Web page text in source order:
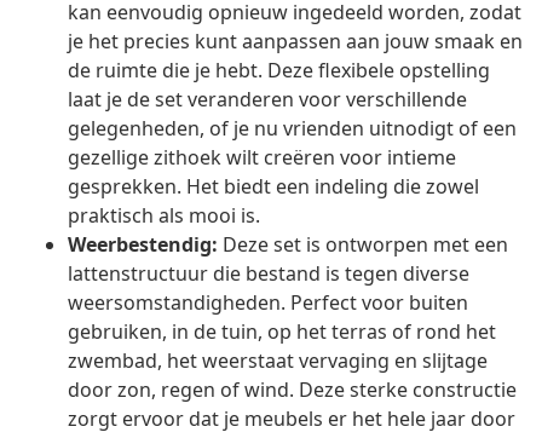
kan eenvoudig opnieuw ingedeeld worden, zodat
je het precies kunt aanpassen aan jouw smaak en
de ruimte die je hebt. Deze flexibele opstelling
laat je de set veranderen voor verschillende
gelegenheden, of je nu vrienden uitnodigt of een
gezellige zithoek wilt creëren voor intieme
gesprekken. Het biedt een indeling die zowel
praktisch als mooi is.
Weerbestendig: Deze set is ontworpen met een
lattenstructuur die bestand is tegen diverse
weersomstandigheden. Perfect voor buiten
gebruiken, in de tuin, op het terras of rond het
zwembad, het weerstaat vervaging en slijtage
door zon, regen of wind. Deze sterke constructie
zorgt ervoor dat je meubels er het hele jaar door